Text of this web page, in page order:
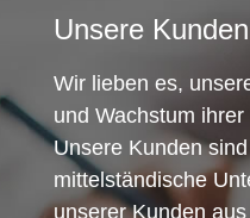
Unsere Kunden
Wir lieben es,
und Wachstum
Unsere Kunden
mittelständische
unserer Kunden